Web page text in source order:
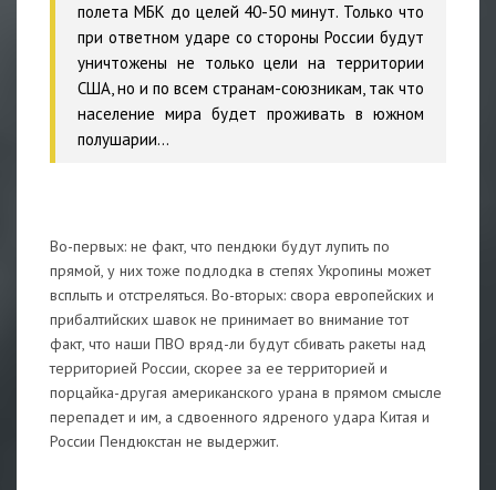
полета МБК до целей 40-50 минут. Только что
при ответном ударе со стороны России будут
уничтожены не только цели на территории
США, но и по всем странам-союзникам, так что
население мира будет проживать в южном
полушарии...
Во-первых: не факт, что пендюки будут лупить по
прямой, у них тоже подлодка в степях Укропины может
всплыть и отстреляться. Во-вторых: свора европейских и
прибалтийских шавок не принимает во внимание тот
факт, что наши ПВО вряд-ли будут сбивать ракеты над
территорией России, скорее за ее территорией и
порцайка-другая американского урана в прямом смысле
перепадет и им, а сдвоенного ядреного удара Китая и
России Пендюкстан не выдержит.